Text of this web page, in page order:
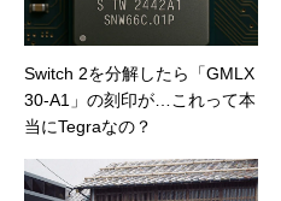
Switch 2を分解したら「GMLX
30-A1」の刻印が…これって本
当にTegraなの？